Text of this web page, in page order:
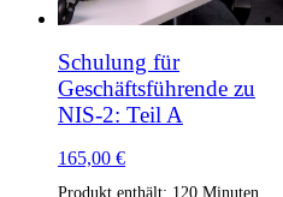
Schulung für
Geschäftsführende zu
NIS-2: Teil A
165,00 €
Produkt enthält: 120 Minuten